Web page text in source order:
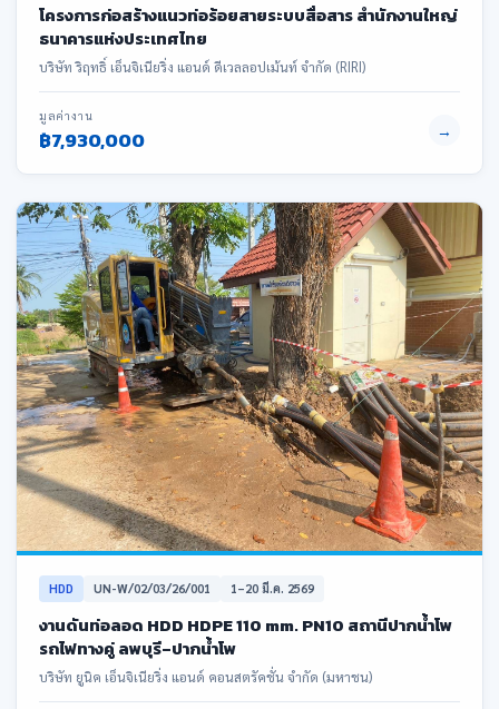
โครงการก่อสร้างแนวท่อร้อยสายระบบสื่อสาร สำนักงานใหญ่
ธนาคารแห่งประเทศไทย
บริษัท ริฤทธิ์ เอ็นจิเนียริ่ง แอนด์ ดีเวลลอปเม้นท์ จำกัด (RIRI)
มูลค่างาน
฿7,930,000 →
HDD UN-W/02/03/26/001 1–20 มี.ค. 2569
งานดันท่อลอด HDD HDPE 110 mm. PN10 สถานีปากน้ำโพ
รถไฟทางคู่ ลพบุรี–ปากน้ำโพ
บริษัท ยูนิค เอ็นจิเนียริ่ง แอนด์ คอนสตรัคชั่น จำกัด (มหาชน)